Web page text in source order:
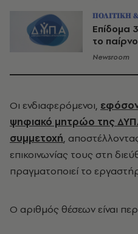
ΠΟΛΙΤΙΚΗ
Επίδομα
το
Newsroom
Οι ενδιαφερόμενοι, εφόσον
ψηφιακό μητρώο της
συμμετοχή,
επικοινωνίας τους στη
πραγματοποιεί το
Ο αριθμός θέσεων είναι